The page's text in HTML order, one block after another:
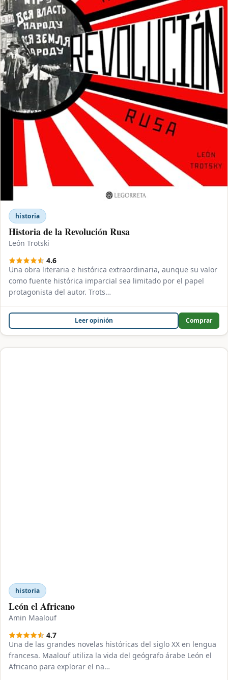
historia
Historia de la Revolución Rusa
León Trotski
4.6
Una obra literaria e histórica extraordinaria, aunque su valor
como fuente histórica imparcial sea limitado por el papel
protagonista del autor. Trots…
Leer opinión Comprar
historia
León el Africano
Amin Maalouf
4.7
Una de las grandes novelas históricas del siglo XX en lengua
francesa. Maalouf utiliza la vida del geógrafo árabe León el
Africano para explorar el na…